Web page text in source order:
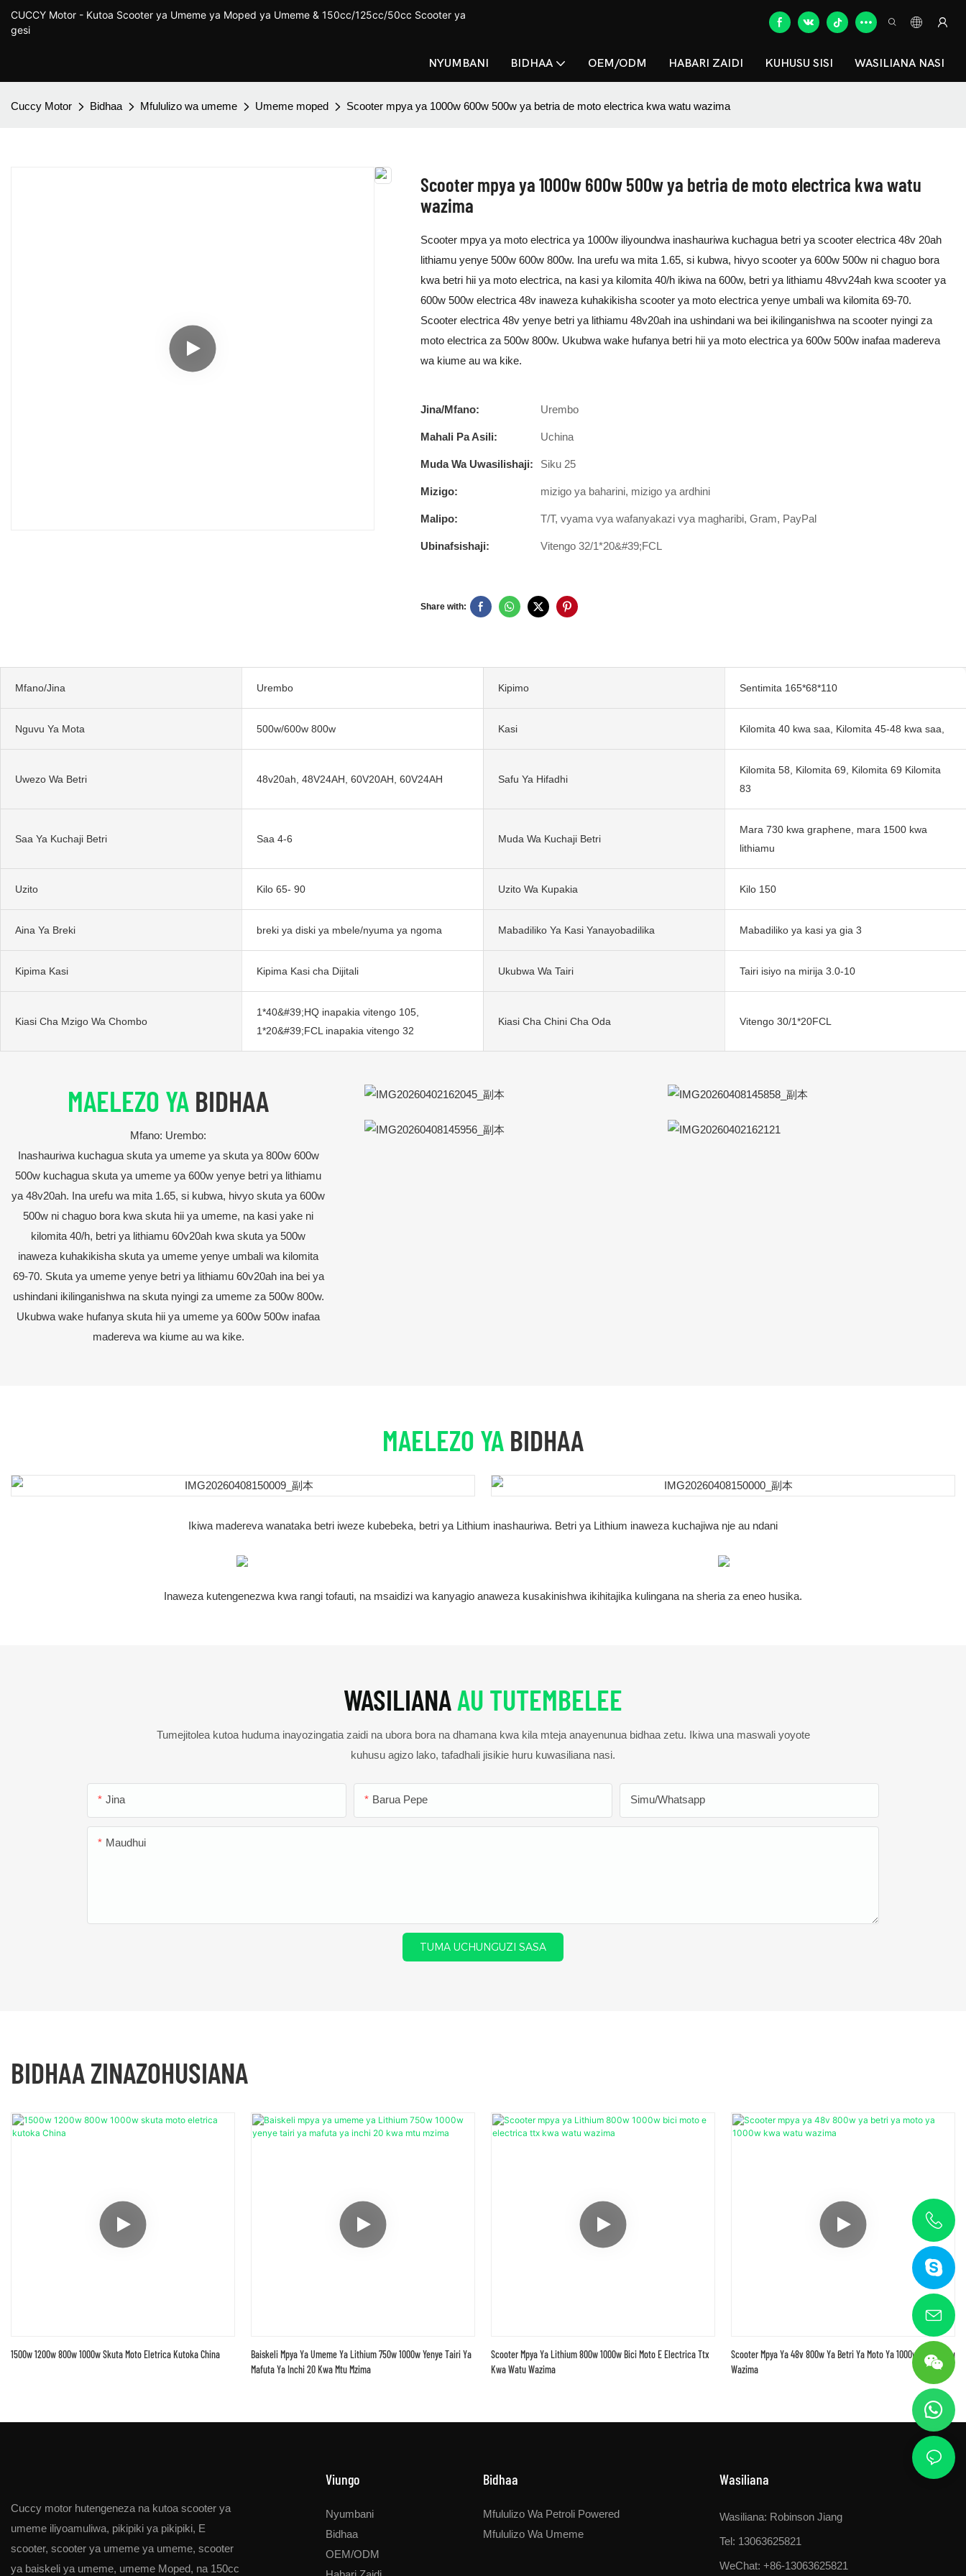
CUCCY Motor - Kutoa Scooter ya Umeme ya Moped ya Umeme & 150cc/125cc/50cc Scooter ya
gesi
NYUMBANI BIDHAA OEM/ODM HABARI ZAIDI KUHUSU SISI WASILIANA NASI
Cuccy Motor Bidhaa Mfululizo wa umeme Umeme moped Scooter mpya ya 1000w 600w 500w ya betria de moto electrica kwa watu wazima
Scooter mpya ya 1000w 600w 500w ya betria de moto electrica kwa watu
wazima
Scooter mpya ya moto electrica ya 1000w iliyoundwa inashauriwa kuchagua betri ya scooter electrica 48v 20ah
lithiamu yenye 500w 600w 800w. Ina urefu wa mita 1.65, si kubwa, hivyo scooter ya 600w 500w ni chaguo bora
kwa betri hii ya moto electrica, na kasi ya kilomita 40/h ikiwa na 600w, betri ya lithiamu 48vv24ah kwa scooter ya
600w 500w electrica 48v inaweza kuhakikisha scooter ya moto electrica yenye umbali wa kilomita 69-70.
Scooter electrica 48v yenye betri ya lithiamu 48v20ah ina ushindani wa bei ikilinganishwa na scooter nyingi za
moto electrica za 500w 800w. Ukubwa wake hufanya betri hii ya moto electrica ya 600w 500w inafaa madereva
wa kiume au wa kike.
Jina/Mfano: Urembo
Mahali Pa Asili: Uchina
Muda Wa Uwasilishaji: Siku 25
Mizigo: mizigo ya baharini, mizigo ya ardhini
Malipo: T/T, vyama vya wafanyakazi vya magharibi, Gram, PayPal
Ubinafsishaji: Vitengo 32/1*20&#39;FCL
Share with:
Mfano/Jina Urembo Kipimo Sentimita 165*68*110
Nguvu Ya Mota 500w/600w 800w Kasi Kilomita 40 kwa saa, Kilomita 45-48 kwa saa,
Uwezo Wa Betri 48v20ah, 48V24AH, 60V20AH, 60V24AH Safu Ya Hifadhi
Kilomita 58, Kilomita 69, Kilomita 69 Kilomita
83
Saa Ya Kuchaji Betri Saa 4-6 Muda Wa Kuchaji Betri
Mara 730 kwa graphene, mara 1500 kwa
lithiamu
Uzito Kilo 65- 90 Uzito Wa Kupakia Kilo 150
Aina Ya Breki breki ya diski ya mbele/nyuma ya ngoma Mabadiliko Ya Kasi Yanayobadilika Mabadiliko ya kasi ya gia 3
Kipima Kasi Kipima Kasi cha Dijitali Ukubwa Wa Tairi Tairi isiyo na mirija 3.0-10
Kiasi Cha Mzigo Wa Chombo
1*40&#39;HQ inapakia vitengo 105,
1*20&#39;FCL inapakia vitengo 32
Kiasi Cha Chini Cha Oda Vitengo 30/1*20FCL
MAELEZO YA BIDHAA
Mfano: Urembo:
Inashauriwa kuchagua skuta ya umeme ya skuta ya 800w 600w
500w kuchagua skuta ya umeme ya 600w yenye betri ya lithiamu
ya 48v20ah. Ina urefu wa mita 1.65, si kubwa, hivyo skuta ya 600w
500w ni chaguo bora kwa skuta hii ya umeme, na kasi yake ni
kilomita 40/h, betri ya lithiamu 60v20ah kwa skuta ya 500w
inaweza kuhakikisha skuta ya umeme yenye umbali wa kilomita
69-70. Skuta ya umeme yenye betri ya lithiamu 60v20ah ina bei ya
ushindani ikilinganishwa na skuta nyingi za umeme za 500w 800w.
Ukubwa wake hufanya skuta hii ya umeme ya 600w 500w inafaa
madereva wa kiume au wa kike.
MAELEZO YA BIDHAA
Ikiwa madereva wanataka betri iweze kubebeka, betri ya Lithium inashauriwa. Betri ya Lithium inaweza kuchajiwa nje au ndani
Inaweza kutengenezwa kwa rangi tofauti, na msaidizi wa kanyagio anaweza kusakinishwa ikihitajika kulingana na sheria za eneo husika.
WASILIANAAU TUTEMBELEE
Tumejitolea kutoa huduma inayozingatia zaidi na ubora bora na dhamana kwa kila mteja anayenunua bidhaa zetu. Ikiwa una maswali yoyote
kuhusu agizo lako, tafadhali jisikie huru kuwasiliana nasi.
Jina Barua Pepe Simu/whatsapp
Maudhui
TUMA UCHUNGUZI SASA
BIDHAA ZINAZOHUSIANA
1500w 1200w 800w 1000w Skuta Moto Eletrica Kutoka China
Baiskeli Mpya Ya Umeme Ya Lithium 750w 1000w Yenye Tairi Ya
Mafuta Ya Inchi 20 Kwa Mtu Mzima
Scooter Mpya Ya Lithium 800w 1000w Bici Moto E Electrica Ttx
Kwa Watu Wazima
Scooter Mpya Ya 48v 800w Ya Betri Ya Moto Ya 1000w Kwa Watu
Wazima
Cuccy motor hutengeneza na kutoa scooter ya
umeme iliyoamuliwa, pikipiki ya pikipiki, E
scooter, scooter ya umeme ya umeme, scooter
ya baiskeli ya umeme, umeme Moped, na 150cc
Viungo
Nyumbani
Bidhaa
OEM/ODM
Bidhaa
Mfululizo Wa Petroli Powered
Mfululizo Wa Umeme
Wasiliana
Wasiliana: Robinson Jiang
Tel: 13063625821
WeChat: +86-13063625821